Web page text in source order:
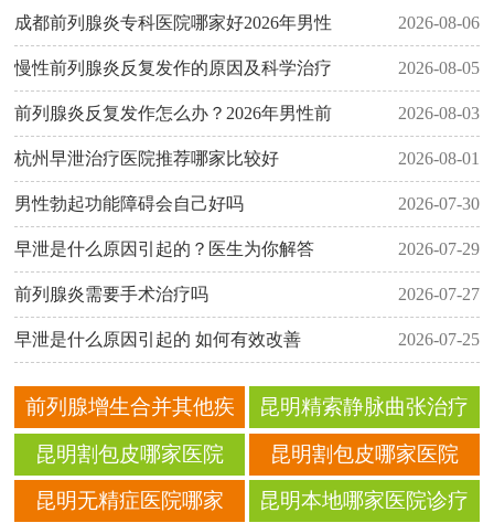
成都前列腺炎专科医院哪家好2026年男性 2026-08-06
慢性前列腺炎反复发作的原因及科学治疗 2026-08-05
前列腺炎反复发作怎么办？2026年男性前 2026-08-03
杭州早泄治疗医院推荐哪家比较好 2026-08-01
男性勃起功能障碍会自己好吗 2026-07-30
早泄是什么原因引起的？医生为你解答 2026-07-29
前列腺炎需要手术治疗吗 2026-07-27
早泄是什么原因引起的 如何有效改善 2026-07-25
前列腺增生合并其他疾
病，昆明哪家医院处理
能力更强？
昆明精索静脉曲张治疗
哪家医院好_实力医生坐
诊_技术靠谱_好孕殿堂
昆明割包皮哪家医院
好？2025年昆明包皮手
昆明割包皮哪家医院
好？2025年昆明口碑男
昆明无精症医院哪家
昆明本地哪家医院诊疗